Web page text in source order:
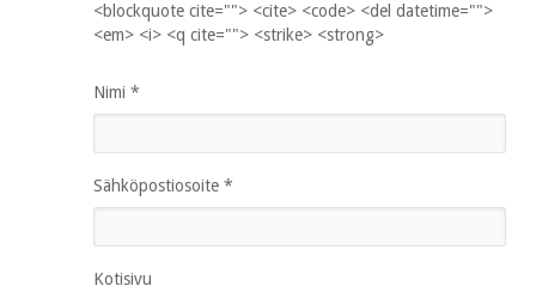
<blockquote cite=""> <cite> <code> <del datetime="">
<em> <i> <q cite=""> <strike> <strong>
Nimi *
Sähköpostiosoite *
Kotisivu